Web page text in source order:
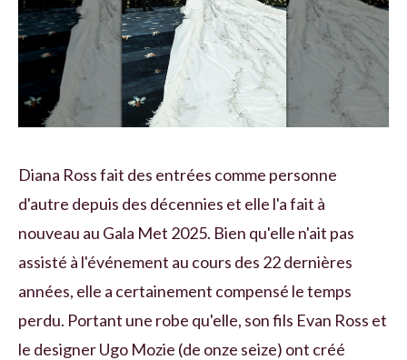
Diana Ross fait des entrées comme personne
d'autre depuis des décennies et elle l'a fait à
nouveau au Gala Met 2025. Bien qu'elle n'ait pas
assisté à l'événement au cours des 22 dernières
années, elle a certainement compensé le temps
perdu. Portant une robe qu'elle, son fils Evan Ross et
le designer Ugo Mozie (de onze seize) ont créé